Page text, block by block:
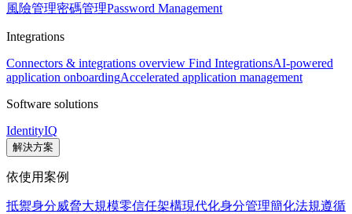
風險管理密碼管理Password Management
Integrations
Connectors & integrations overview Find IntegrationsAI-powered
application onboardingAccelerated application management
Software solutions
IdentityIQ
解決方案
依使用案例
抵禦身分威脅大規模零信任架構現代化身分管理簡化法規遵循